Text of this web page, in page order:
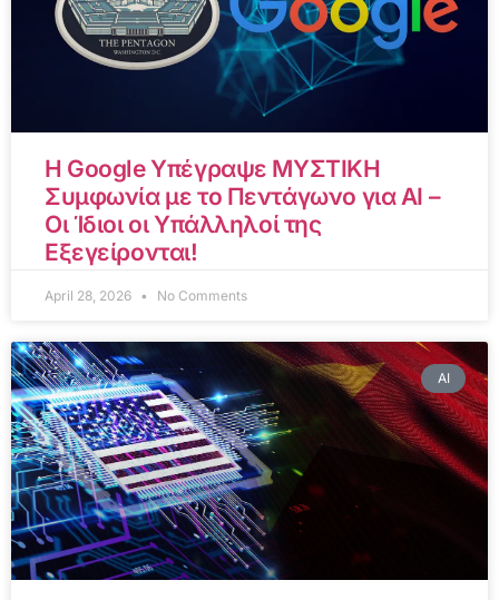
Η Google Υπέγραψε ΜΥΣΤΙΚΗ
Συμφωνία με το Πεντάγωνο για AI –
Οι Ίδιοι οι Υπάλληλοί της
Εξεγείρονται!
April 28, 2026 No Comments
AI